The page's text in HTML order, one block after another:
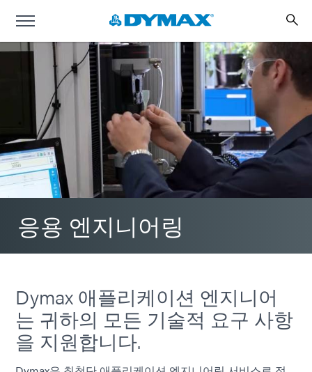
응용 엔지니어링
Dymax 애플리케이션 엔지니어
는 귀하의 모든 기술적 요구 사항
을 지원합니다.